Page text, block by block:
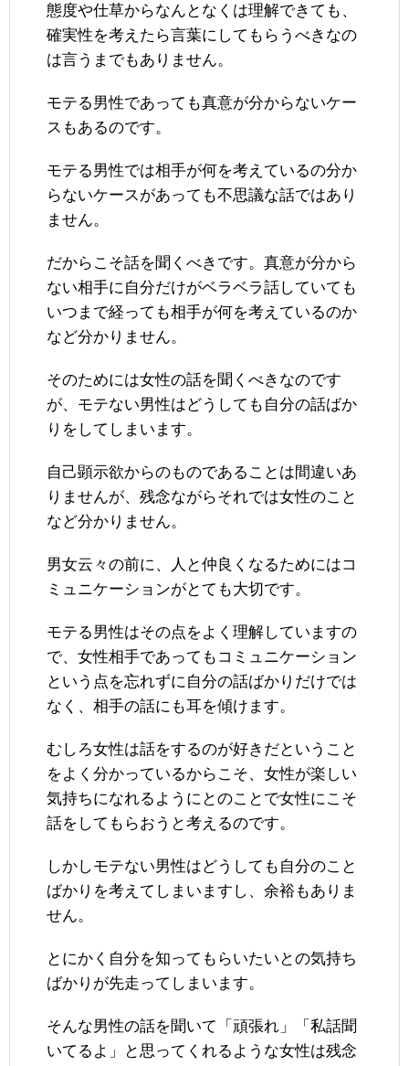
態度や仕草からなんとなくは理解できても、
確実性を考えたら言葉にしてもらうべきなの
は言うまでもありません。
モテる男性であっても真意が分からないケー
スもあるのです。
モテる男性では相手が何を考えているの分か
らないケースがあっても不思議な話ではあり
ません。
だからこそ話を聞くべきです。真意が分から
ない相手に自分だけがベラベラ話していても
いつまで経っても相手が何を考えているのか
など分かりません。
そのためには女性の話を聞くべきなのです
が、モテない男性はどうしても自分の話ばか
りをしてしまいます。
自己顕示欲からのものであることは間違いあ
りませんが、残念ながらそれでは女性のこと
など分かりません。
男女云々の前に、人と仲良くなるためにはコ
ミュニケーションがとても大切です。
モテる男性はその点をよく理解していますの
で、女性相手であってもコミュニケーション
という点を忘れずに自分の話ばかりだけでは
なく、相手の話にも耳を傾けます。
むしろ女性は話をするのが好きだということ
をよく分かっているからこそ、女性が楽しい
気持ちになれるようにとのことで女性にこそ
話をしてもらおうと考えるのです。
しかしモテない男性はどうしても自分のこと
ばかりを考えてしまいますし、余裕もありま
せん。
とにかく自分を知ってもらいたいとの気持ち
ばかりが先走ってしまいます。
そんな男性の話を聞いて「頑張れ」「私話聞
いてるよ」と思ってくれるような女性は残念